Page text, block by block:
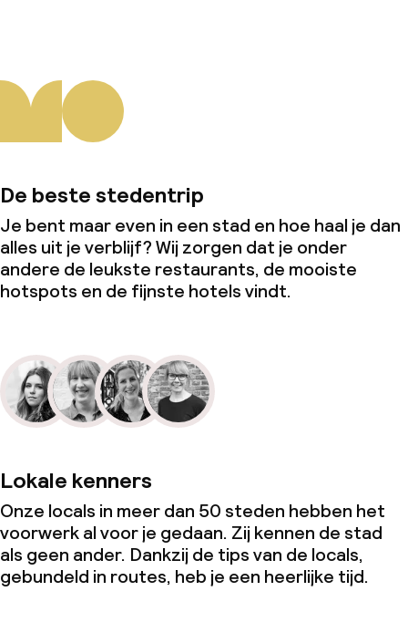
De beste stedentrip
Je bent maar even in een stad en hoe haal je dan
alles uit je verblijf? Wij zorgen dat je onder
andere de leukste restaurants, de mooiste
hotspots en de fijnste hotels vindt.
Lokale kenners
Onze locals in meer dan 50 steden hebben het
voorwerk al voor je gedaan. Zij kennen de stad
als geen ander. Dankzij de tips van de locals,
gebundeld in routes, heb je een heerlijke tijd.